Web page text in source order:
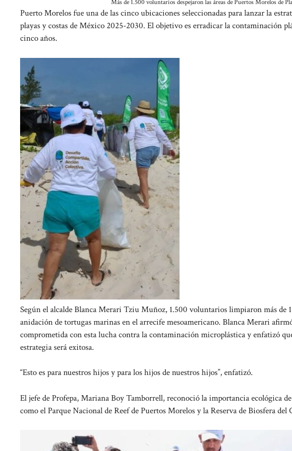
Más de 1.500 voluntarios despejaron las áreas de Puertos Morelos de
Puerto Morelos fue una de las cinco ubicaciones seleccionadas para lanzar la
playas y costas de México 2025-2030. El objetivo es erradicar la contaminación
cinco años.
Según el alcalde Blanca Merari Tziu Muñoz, 1.500 voluntarios limpiaron más de
anidación de tortugas marinas en el arrecife mesoamericano. Blanca Merari
comprometida con esta lucha contra la contaminación microplástica y enfatizó
estrategia será exitosa.
“Esto es para nuestros hijos y para los hijos de nuestros hijos”, enfatizó.
El jefe de Profepa, Mariana Boy Tamborrell, reconoció la importancia ecológica
como el Parque Nacional de Reef de Puertos Morelos y la Reserva de Biosfera del